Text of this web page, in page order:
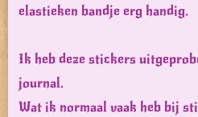
elastieken bandje erg handig.
Ik heb deze stickers
journal.
Wat ik normaal vaak heb bij